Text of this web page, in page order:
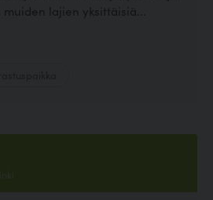
lajien yksittäisiä...